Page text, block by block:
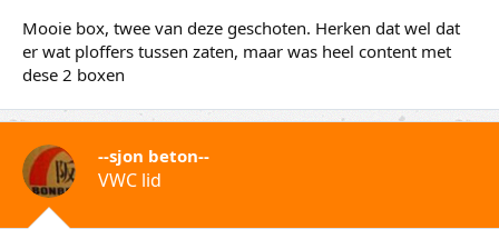
Mooie box, twee van deze geschoten. Herken dat wel dat
er wat ploffers tussen zaten, maar was heel content met
dese 2 boxen
--sjon beton--
VWC lid